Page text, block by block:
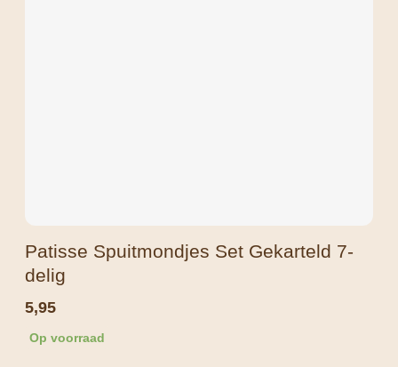
Patisse Spuitmondjes Set Gekarteld 7-
delig
5,95
Op voorraad